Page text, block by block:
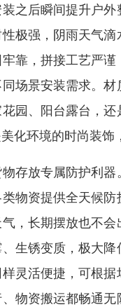
之后瞬间提升户
极强，阴雨天气
靠，拼接工艺严
场景安装需求。
园、阳台露台，
化环境的时尚装饰
存放专属防护利
物资提供全天候
，长期摆放也不
生锈变质，极大
灵活便捷，可根
物资搬运都畅通